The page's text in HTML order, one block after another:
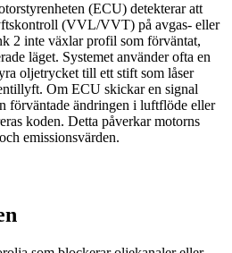
(ECU) detekterar att
(VVL/VVT) på avgas- eller
2 inte växlar profil som förväntat,
läget. Systemet använder ofta en
oljetrycket till ett stift som låser
Om ECU skickar en signal
förväntade ändringen i luftflöde eller
koden. Detta påverkar motorns
emissionsvärden.